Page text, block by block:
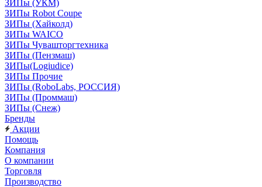
ЗИПы (УКМ)
ЗИПы Robot Coupe
ЗИПы (Хайколд)
ЗИПы WAICO
ЗИПы Чувашторгтехника
ЗИПы (Пензмаш)
ЗИПы(Logiudice)
ЗИПы Прочие
ЗИПы (RoboLabs, РОССИЯ)
ЗИПы (Проммаш)
ЗИПы (Снеж)
Бренды
Акции
Помощь
Компания
О компании
Торговля
Производство